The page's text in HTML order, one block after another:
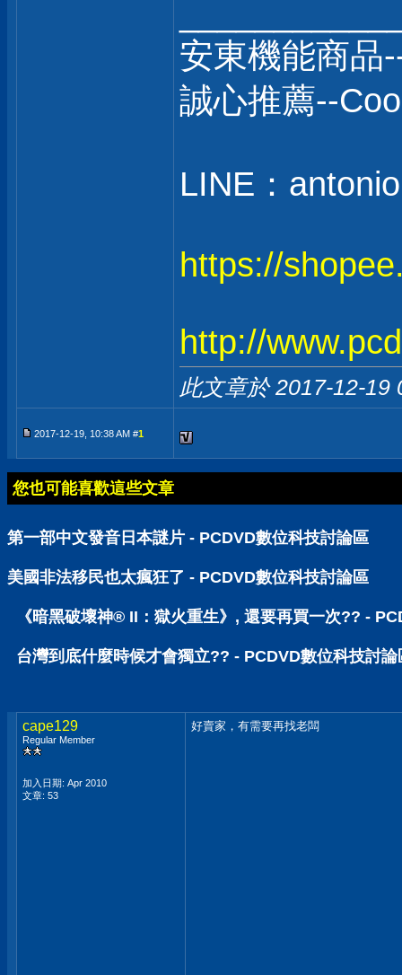
安東機能商品
誠心推薦--
LINE：
https://
http://
此文章於 2017-12-19
2017-12-19, 10:38 AM #1
您也可能喜歡這些文章
第一部中文發音日本謎片 - PCDVD數位科技討論區
美國非法移民也太瘋狂了 - PCDVD數位科技討論區
《暗黑破壞神® II：獄火重生》, 還要再買一次?? -
台灣到底什麼時候才會獨立?? - PCDVD數位科技討論
cape129
Regular Member
加入日期: Apr 2010
文章: 53
好賣家，有需要再找老闆